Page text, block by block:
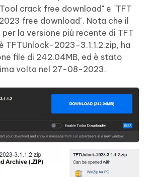
crack free download" e "TFT
free download". Nota che il
la versione più recente di TFT
TFTUnlock-2023-3.1.1.2.zip, ha
file di 242.04MB, ed è stato
volta nel 27-08-2023.